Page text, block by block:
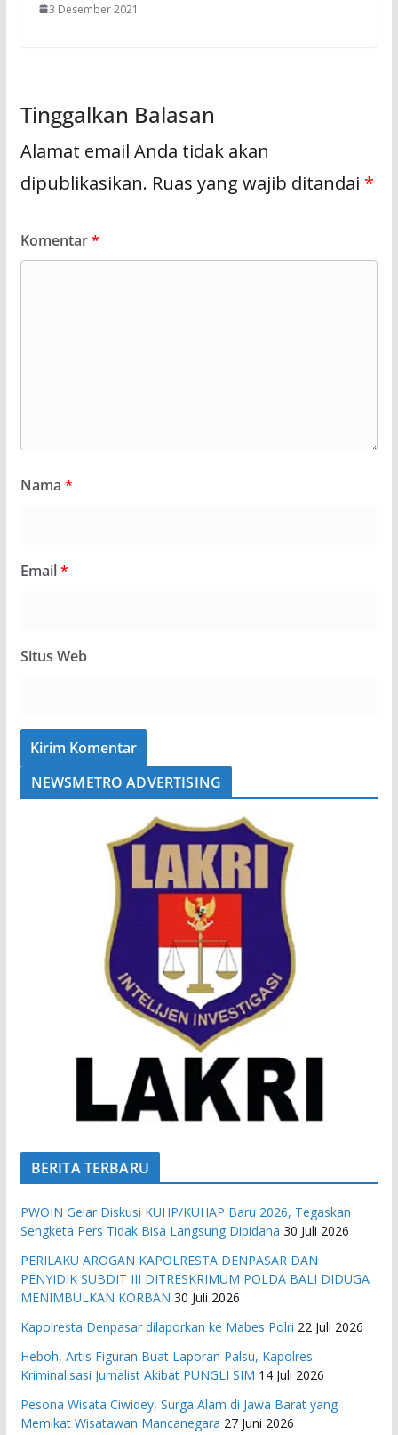
3 Desember 2021
Tinggalkan Balasan
Alamat email Anda tidak akan
dipublikasikan. Ruas yang wajib ditandai *
Komentar*
Nama *
Email*
Situs Web
NEWSMETRO ADVERTISING
BERITA TERBARU
PWOIN Gelar Diskusi KUHP/KUHAP Baru 2026, Tegaskan
Sengketa Pers Tidak Bisa Langsung Dipidana 30 Juli 2026
PERILAKU AROGAN KAPOLRESTA DENPASAR DAN
PENYIDIK SUBDIT III DITRESKRIMUM POLDA BALI DIDUGA
MENIMBULKAN KORBAN 30 Juli 2026
Kapolresta Denpasar dilaporkan ke Mabes Polri 22 Juli 2026
Heboh, Artis Figuran Buat Laporan Palsu, Kapolres
Kriminalisasi Jurnalist Akibat PUNGLI SIM 14 Juli 2026
Pesona Wisata Ciwidey, Surga Alam di Jawa Barat yang
Memikat Wisatawan Mancanegara 27 Juni 2026